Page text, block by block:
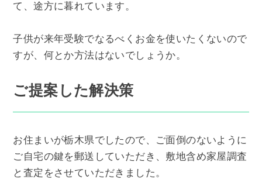
て、途方に暮れています。
子供が来年受験でなるべくお金を使いたくないので
すが、何とか方法はないでしょうか。
ご提案した解決策
お住まいが栃木県でしたので、ご面倒のないように
ご自宅の鍵を郵送していただき、敷地含め家屋調査
と査定をさせていただきました。